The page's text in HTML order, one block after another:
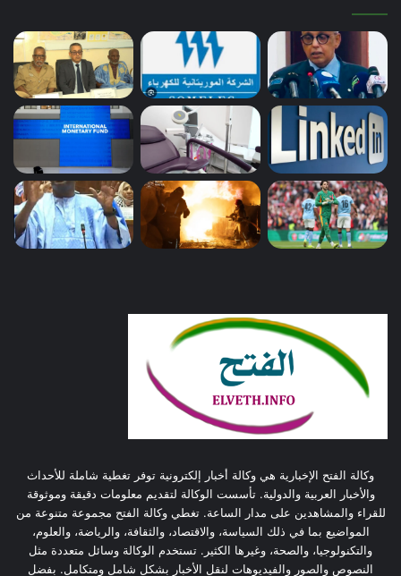
وكالة الفتح الإخبارية هي وكالة أخبار إلكترونية توفر تغطية شاملة للأحداث
والأخبار العربية والدولية. تأسست الوكالة لتقديم معلومات دقيقة وموثوقة
للقراء والمشاهدين على مدار الساعة. تغطي وكالة الفتح مجموعة متنوعة من
المواضيع بما في ذلك السياسة، والاقتصاد، والثقافة، والرياضة، والعلوم،
والتكنولوجيا، والصحة، وغيرها الكثير. تستخدم الوكالة وسائل متعددة مثل
النصوص والصور والفيديوهات لنقل الأخبار بشكل شامل ومتكامل. بفضل